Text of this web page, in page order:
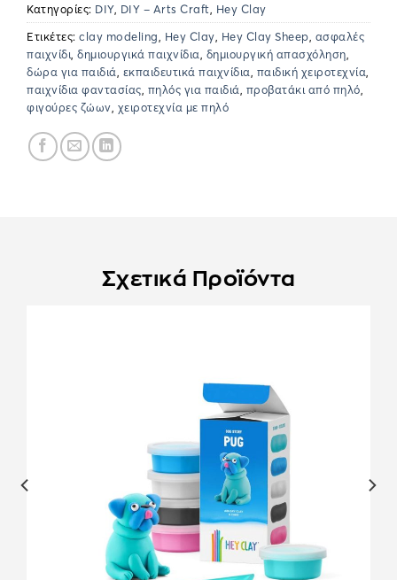
Κατηγορίες: DIY, DIY – Arts Craft Hey Clay
Ετικέτες: clay modeling Hey Clay Hey Clay Sheep ασφαλές
παιχνίδι δημιουργικά παιχνίδια δημιουργική απασχόληση
δώρα για παιδιά εκπαιδευτικά παιχνίδια παιδική χειροτεχνία
παιχνίδια φαντασίας πηλός για παιδιά προβατάκι από πηλό
φιγούρες ζώων χειροτεχνία με πηλό
Σχετικά Προϊόντα